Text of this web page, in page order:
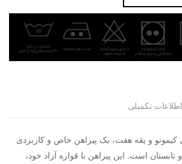
اطلاعات تکمیلی
کیمونو و یقه هفت، یک پیراهن خاص و کاربردی
تابستان است. این پیراهن با قواره آزاد خود،